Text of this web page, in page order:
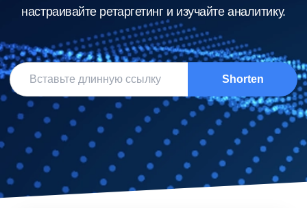
настраивайте ретаргетинг и изучайте аналитику.
Shorten